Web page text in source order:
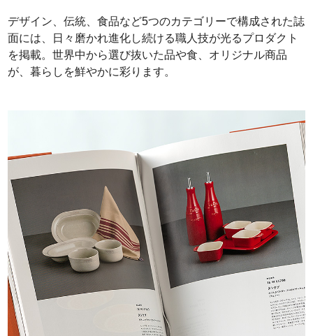
デザイン、伝統、食品など5つのカテゴリーで構成された誌
面には、日々磨かれ進化し続ける職人技が光るプロダクト
を掲載。世界中から選び抜いた品や食、オリジナル商品
が、暮らしを鮮やかに彩ります。